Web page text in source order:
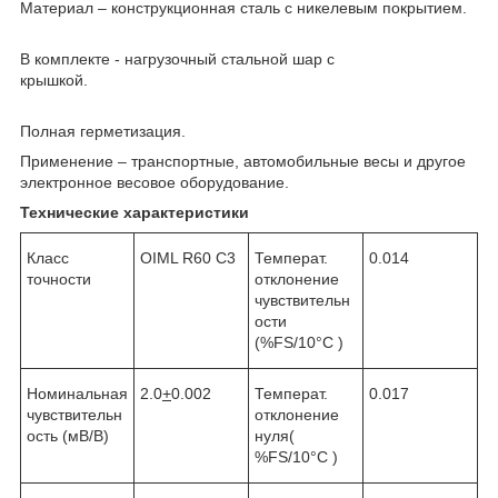
Материал – конструкционная сталь с никелевым покрытием.
В комплекте - нагрузочный стальной шар с
крышкой.
Полная герметизация.
Применение – транспортные, автомобильные весы и другое
электронное весовое оборудование.
Технические характеристики
Класс
точности
OIML R60 C3
Температ.
отклонение
чувствительн
ости
(%FS/10°С )
0.014
Номинальная
чувствительн
ость (мВ/В)
2.0+0.002
Температ.
отклонение
нуля(
%FS/10°С )
0.017